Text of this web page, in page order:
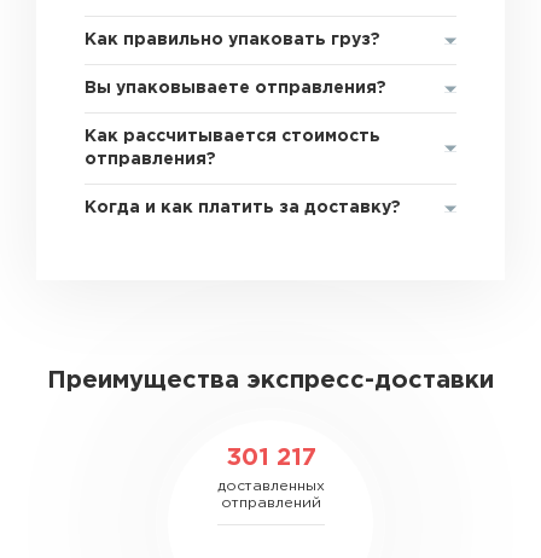
Как правильно упаковать груз?
Вы упаковываете отправления?
Как рассчитывается стоимость
отправления?
Когда и как платить за доставку?
Преимущества экспресс-доставки
301 217
доставленных
отправлений